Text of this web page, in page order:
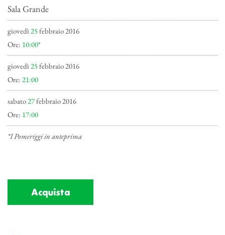
Sala Grande
giovedì 25febbraio 2016
Ore: 10:00*
giovedì 25febbraio 2016
Ore: 21:00
sabato27febbraio 2016
Ore: 17:00
*I Pomeriggi in anteprima
Acquista